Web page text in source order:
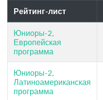
Рейтинг-лист
Юниоры-2,
Европейская
программа
Юниоры-2,
Латиноамериканская
программа